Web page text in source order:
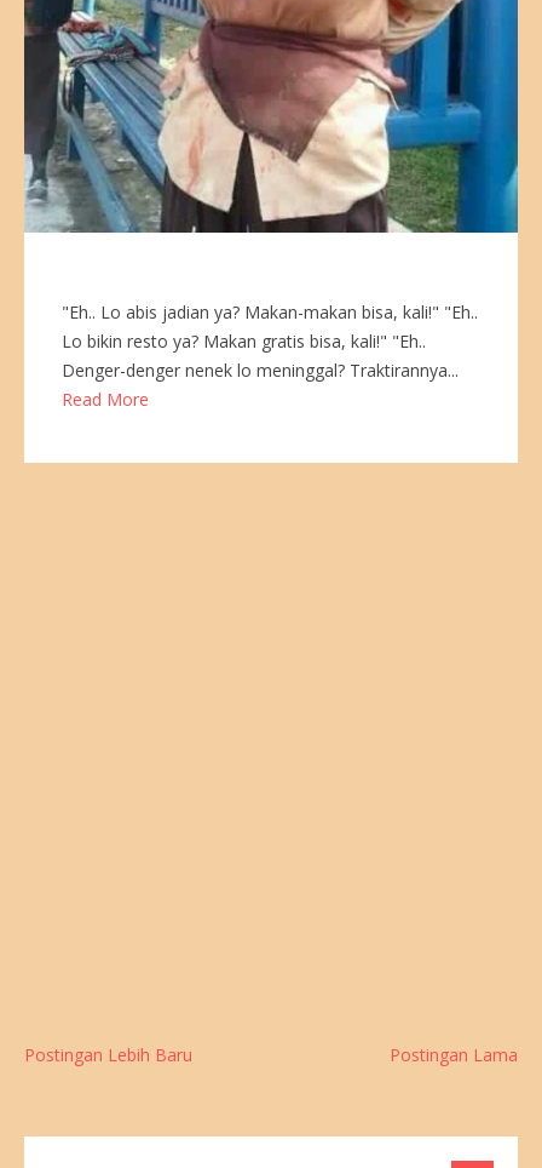
"Eh.. Lo abis jadian ya? Makan-makan bisa, kali!" "Eh..
Lo bikin resto ya? Makan gratis bisa, kali!" "Eh..
Denger-denger nenek lo meninggal? Traktirannya...
Read More
Postingan Lebih Baru Postingan Lama